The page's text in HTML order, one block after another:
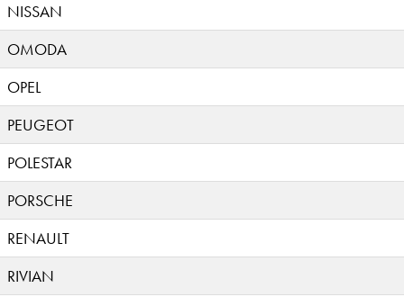
NISSAN
OMODA
OPEL
PEUGEOT
POLESTAR
PORSCHE
RENAULT
RIVIAN